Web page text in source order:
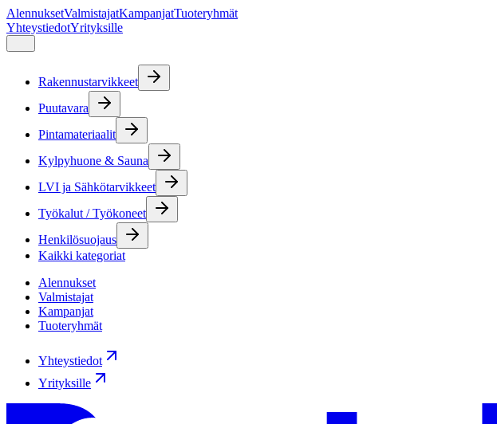
AlennuksetValmistajatKampanjatTuoteryhmät
YhteystiedotYrityksille
Rakennustarvikkeet
Puutavara
Pintamateriaalit
Kylpyhuone & Sauna
LVI ja Sähkötarvikkeet
Työkalut / Työkoneet
Henkilösuojaus
Kaikki kategoriat
Alennukset
Valmistajat
Kampanjat
Tuoteryhmät
Yhteystiedot
Yrityksille